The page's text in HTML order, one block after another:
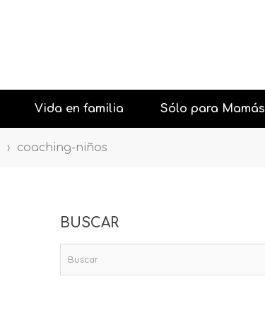
Vida en familia
Salir con niños
Vacaciones con niños
Sólo para Mamás
› coaching-niños
BUSCAR